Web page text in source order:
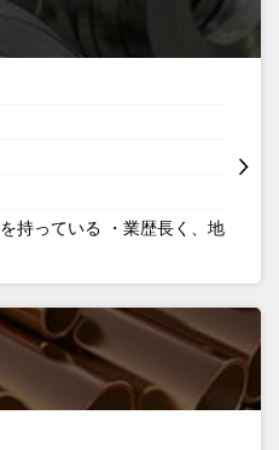
持っている ・業歴長く、地